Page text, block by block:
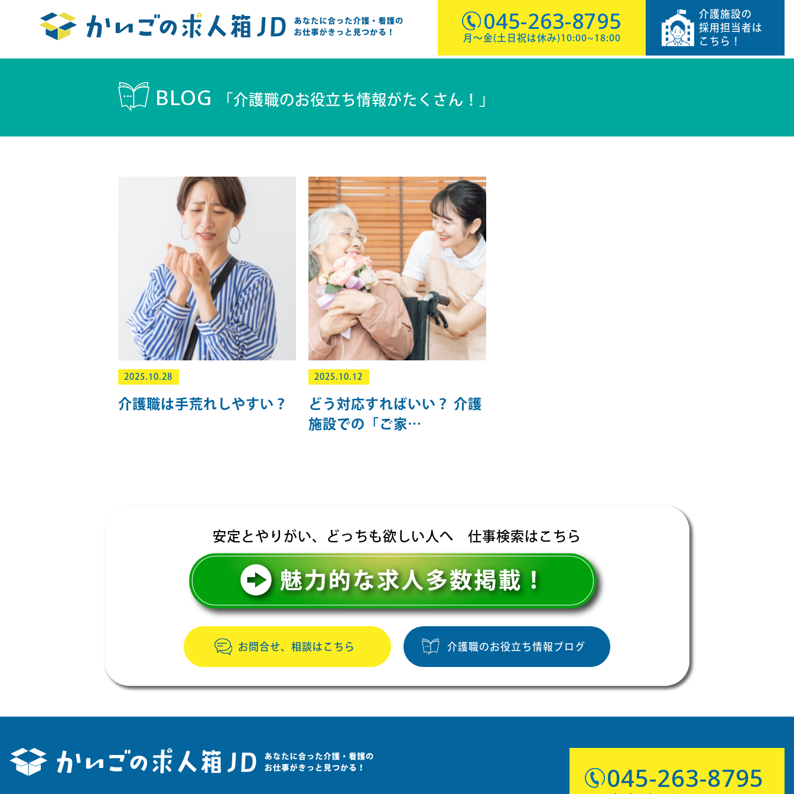
045-263-8795
月〜金(土日祝は休み)10:00~18:00
介護施設の
採用担当者は
こちら！
BLOG 「介護職のお役立ち情報がたくさん！」
2025.10.28
介護職は手荒れしやすい？
2025.10.12
どう対応すればいい？ 介護
施設での「ご家…
安定とやりがい、どっちも欲しい人へ 仕事検索はこちら
お問合せ、相談はこちら 介護職のお役立ち情報ブログ
045-263-8795